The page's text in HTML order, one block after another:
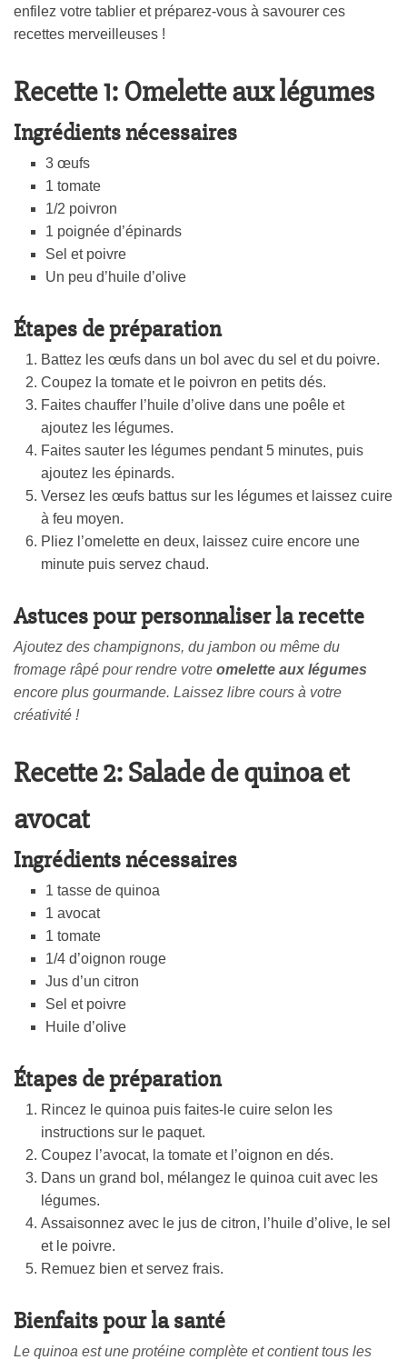
enfilez votre tablier et préparez-vous à savourer ces
recettes merveilleuses !
Recette 1: Omelette aux légumes
Ingrédients nécessaires
3 œufs
1 tomate
1/2 poivron
1 poignée d’épinards
Sel et poivre
Un peu d’huile d’olive
Étapes de préparation
Battez les œufs dans un bol avec du sel et du poivre.
Coupez la tomate et le poivron en petits dés.
Faites chauffer l’huile d’olive dans une poêle et
ajoutez les légumes.
Faites sauter les légumes pendant 5 minutes, puis
ajoutez les épinards.
Versez les œufs battus sur les légumes et laissez cuire
à feu moyen.
Pliez l’omelette en deux, laissez cuire encore une
minute puis servez chaud.
Astuces pour personnaliser la recette
Ajoutez des champignons, du jambon ou même du
fromage râpé pour rendre votre omelette aux légumes
encore plus gourmande. Laissez libre cours à votre
créativité !
Recette 2: Salade de quinoa et
avocat
Ingrédients nécessaires
1 tasse de quinoa
1 avocat
1 tomate
1/4 d’oignon rouge
Jus d’un citron
Sel et poivre
Huile d’olive
Étapes de préparation
Rincez le quinoa puis faites-le cuire selon les
instructions sur le paquet.
Coupez l’avocat, la tomate et l’oignon en dés.
Dans un grand bol, mélangez le quinoa cuit avec les
légumes.
Assaisonnez avec le jus de citron, l’huile d’olive, le sel
et le poivre.
Remuez bien et servez frais.
Bienfaits pour la santé
Le quinoa est une protéine complète et contient tous les